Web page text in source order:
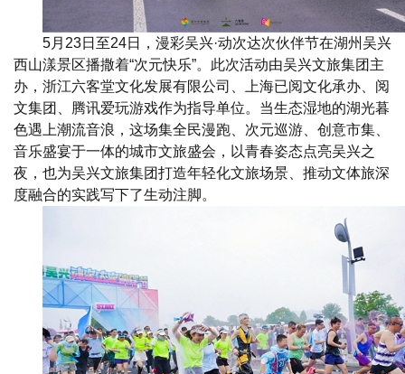
5月23日至24日，漫彩吴兴·动次达次伙伴节在湖州吴兴
西山漾景区播撒着“次元快乐”。此次活动由吴兴文旅集团主
办，浙江六客堂文化发展有限公司、上海已阅文化承办、阅
文集团、腾讯爱玩游戏作为指导单位。当生态湿地的湖光暮
色遇上潮流音浪，这场集全民漫跑、次元巡游、创意市集、
音乐盛宴于一体的城市文旅盛会，以青春姿态点亮吴兴之
夜，也为吴兴文旅集团打造年轻化文旅场景、推动文体旅深
度融合的实践写下了生动注脚。